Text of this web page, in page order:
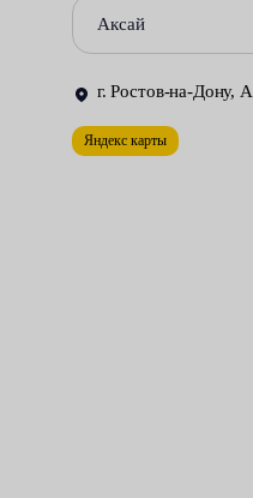
испытание освещения и
ревизия состояния
прибором.
Аксай
г. Ростов-на-Дону,
Яндекс карты